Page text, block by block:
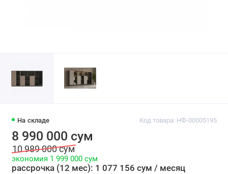
На складе Код товара: НФ-00005195
8 990 000 сум
10 989 000 сум
экономия 1 999 000 сум
рассрочка (12 мес): 1 077 156 сум / месяц